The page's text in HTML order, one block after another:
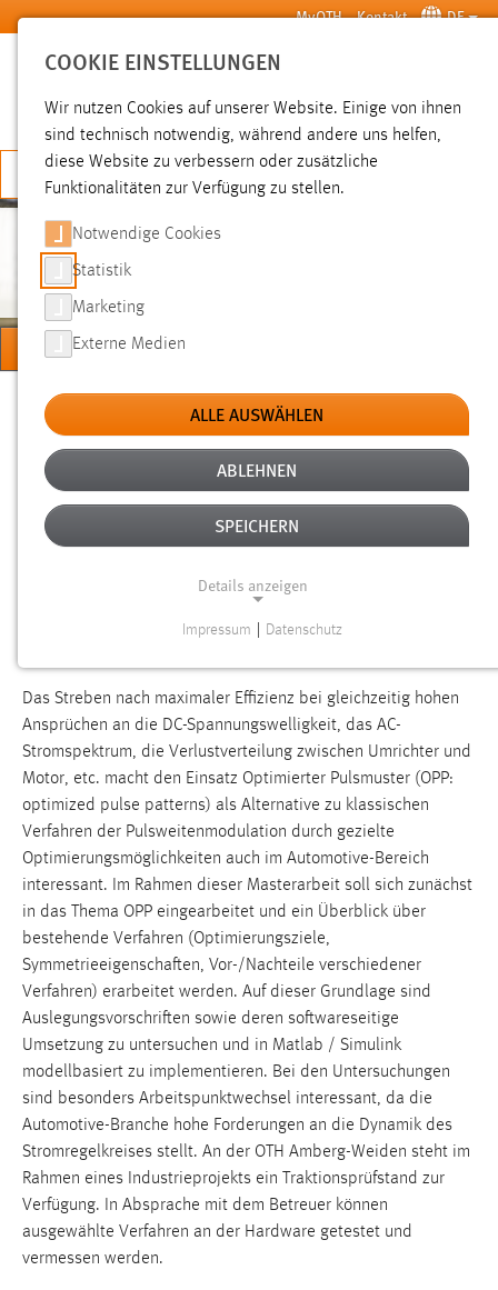
Zum Hauptinhalt springen MyOTH Kontakt DE
SUCHE
JETZT BEWERBEN
ZATOCIL
Sie sind hier:
Professorinnen und Professoren Prof. Dr.-Ing. Heiko Zatocil
Einsatz Optimierter Pulsmuster für den Betrieb eines 3-
phasigen 2-Level Pulswechselrichters zur Speisung
elektrischer Traktionsantriebe
EINSATZ OPTIMIERTER PULSMUSTER
FÜR DEN BETRIEB EINES 3-PHASIGEN
2-LEVEL PULSWECHSELRICHTERS ZUR
SPEISUNG ELEKTRISCHER
TRAKTIONSANTRIEBE
Das Streben nach maximaler Effizienz bei gleichzeitig hohen
Ansprüchen an die DC-Spannungswelligkeit, das AC-
Stromspektrum, die Verlustverteilung zwischen Umrichter und
Motor, etc. macht den Einsatz Optimierter Pulsmuster (OPP:
optimized pulse patterns) als Alternative zu klassischen
Verfahren der Pulsweitenmodulation durch gezielte
Optimierungsmöglichkeiten auch im Automotive-Bereich
interessant. Im Rahmen dieser Masterarbeit soll sich zunächst
in das Thema OPP eingearbeitet und ein Überblick über
bestehende Verfahren (Optimierungsziele,
Symmetrieeigenschaften, Vor-/Nachteile verschiedener
Verfahren) erarbeitet werden. Auf dieser Grundlage sind
Auslegungsvorschriften sowie deren softwareseitige
Umsetzung zu untersuchen und in Matlab / Simulink
modellbasiert zu implementieren. Bei den Untersuchungen
sind besonders Arbeitspunktwechsel interessant, da die
Automotive-Branche hohe Forderungen an die Dynamik des
Stromregelkreises stellt. An der OTH Amberg-Weiden steht im
Rahmen eines Industrieprojekts ein Traktionsprüfstand zur
Verfügung. In Absprache mit dem Betreuer können
ausgewählte Verfahren an der Hardware getestet und
vermessen werden.
COOKIE EINSTELLUNGEN
Wir nutzen Cookies auf unserer Website. Einige von ihnen
sind technisch notwendig, während andere uns helfen,
diese Website zu verbessern oder zusätzliche
Funktionalitäten zur Verfügung zu stellen.
Notwendige Cookies
Statistik
Marketing
Externe Medien
ALLE AUSWÄHLEN
ABLEHNEN
SPEICHERN
Details anzeigen
Funktionen und sind für die einwandfreie Funktion der
Website erforderlich.
Einverständnis
Name:
cookie_consent
Zweck:
Dieser Cookie speichert die ausgewählten Einverständnis-
Optionen des Benutzers
Cookie Laufzeit:
1 Jahr
Performance
Name:
staticfilecache
Zweck:
Für performante Seitenauslieferung wird in diesem Cookie
gespeichert, ob man eingeloggt ist.
Impressum Datenschutz